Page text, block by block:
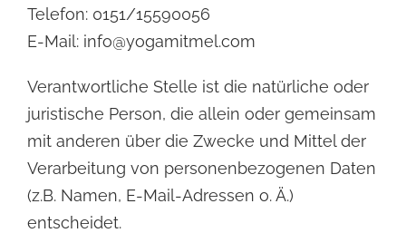
Telefon: 0151/15590056
E-Mail: info@yogamitmel.com
Verantwortliche Stelle ist die natürliche oder
juristische Person, die allein oder gemeinsam
mit anderen über die Zwecke und Mittel der
Verarbeitung von personenbezogenen Daten
(z.B. Namen, E-Mail-Adressen o. Ä.)
entscheidet.